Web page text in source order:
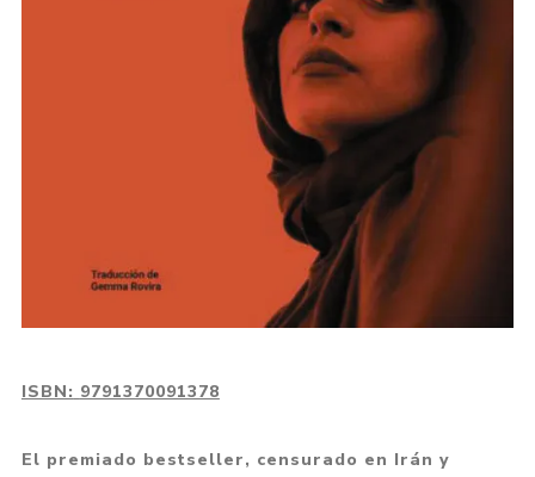
ISBN: 9791370091378
El premiado bestseller, censurado en Irán y